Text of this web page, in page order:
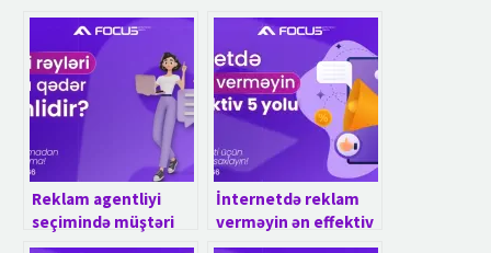
Reklam agentliyi
seçimində müştəri
rəyləri nə dərəcədə
İnternetdə reklam
verməyin ən effektiv
5 yolu